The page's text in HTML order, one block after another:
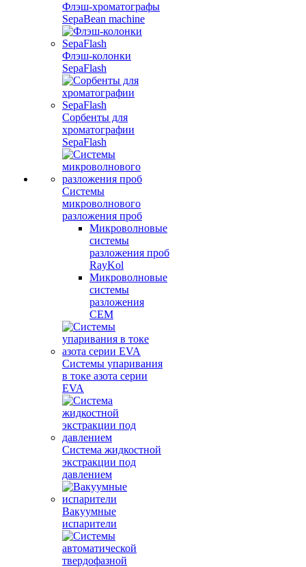
Флэш-хроматографы
SepaBean machine
Флэш-колонки
SepaFlash
Сорбенты для
хроматографии
SepaFlash
Системы
микроволнового
разложения проб
Микроволновые
системы
разложения проб
RayKol
Микроволновые
системы
разложения
CEM
Системы упаривания
в токе азота серии
EVA
Система жидкостной
экстракции под
давлением
Вакуумные
испарители